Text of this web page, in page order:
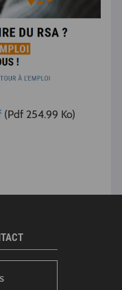
(Pdf 254.99 Ko)